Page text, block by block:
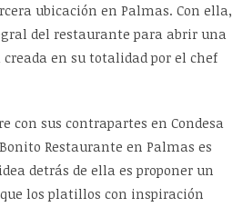
ubicación en Palmas. Con ella,
del restaurante para abrir una
en su totalidad por el chef
con sus contrapartes en Condesa
Restaurante en Palmas es
detrás de ella es proponer un
los platillos con inspiración